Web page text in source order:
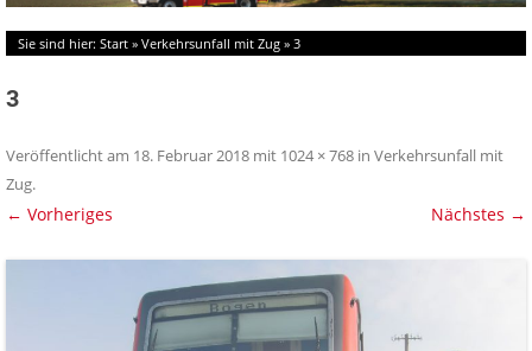
Sie sind hier: Start » Verkehrsunfall mit Zug » 3
3
Veröffentlicht am 18. Februar 2018 mit 1024 × 768 in Verkehrsunfall mit
Zug.
← Vorheriges Nächstes →